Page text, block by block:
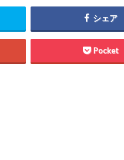
シェア
Pocket